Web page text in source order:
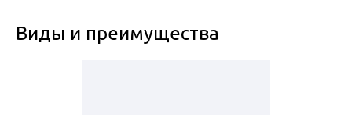
Виды и преимущества